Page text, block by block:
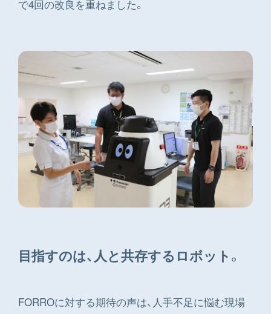
で4回の改良を重ねました。
目指すのは、人と共存するロボット。
FORROに対する期待の声は、人手不足に悩む現場